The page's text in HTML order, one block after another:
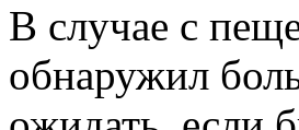
В случае с
обнаружил